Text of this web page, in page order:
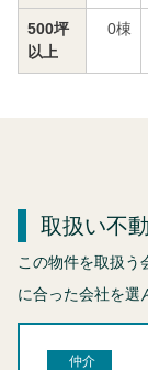
500坪
以上
0棟
取扱い不
この物件を取扱う
に合った会社を選
仲介